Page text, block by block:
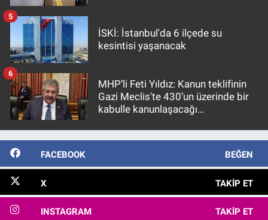
İSKİ: İstanbul'da 6 ilçede su
kesintisi yaşanacak
5
MHP’li Feti Yıldız: Kanun teklifinin
Gazi Meclis'te 430’un üzerinde bir
kabulle kanunlaşacağı
6
FACEBOOK BEĞEN
X TAKIP ET
INSTAGRAM TAKIP ET